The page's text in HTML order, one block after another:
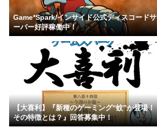
Game*Spark/インサイド公式ディスコードサ
ーバー好評稼働中！
【大喜利】『新種のゲーミング“蚊”が登場！
その特徴とは？』回答募集中！